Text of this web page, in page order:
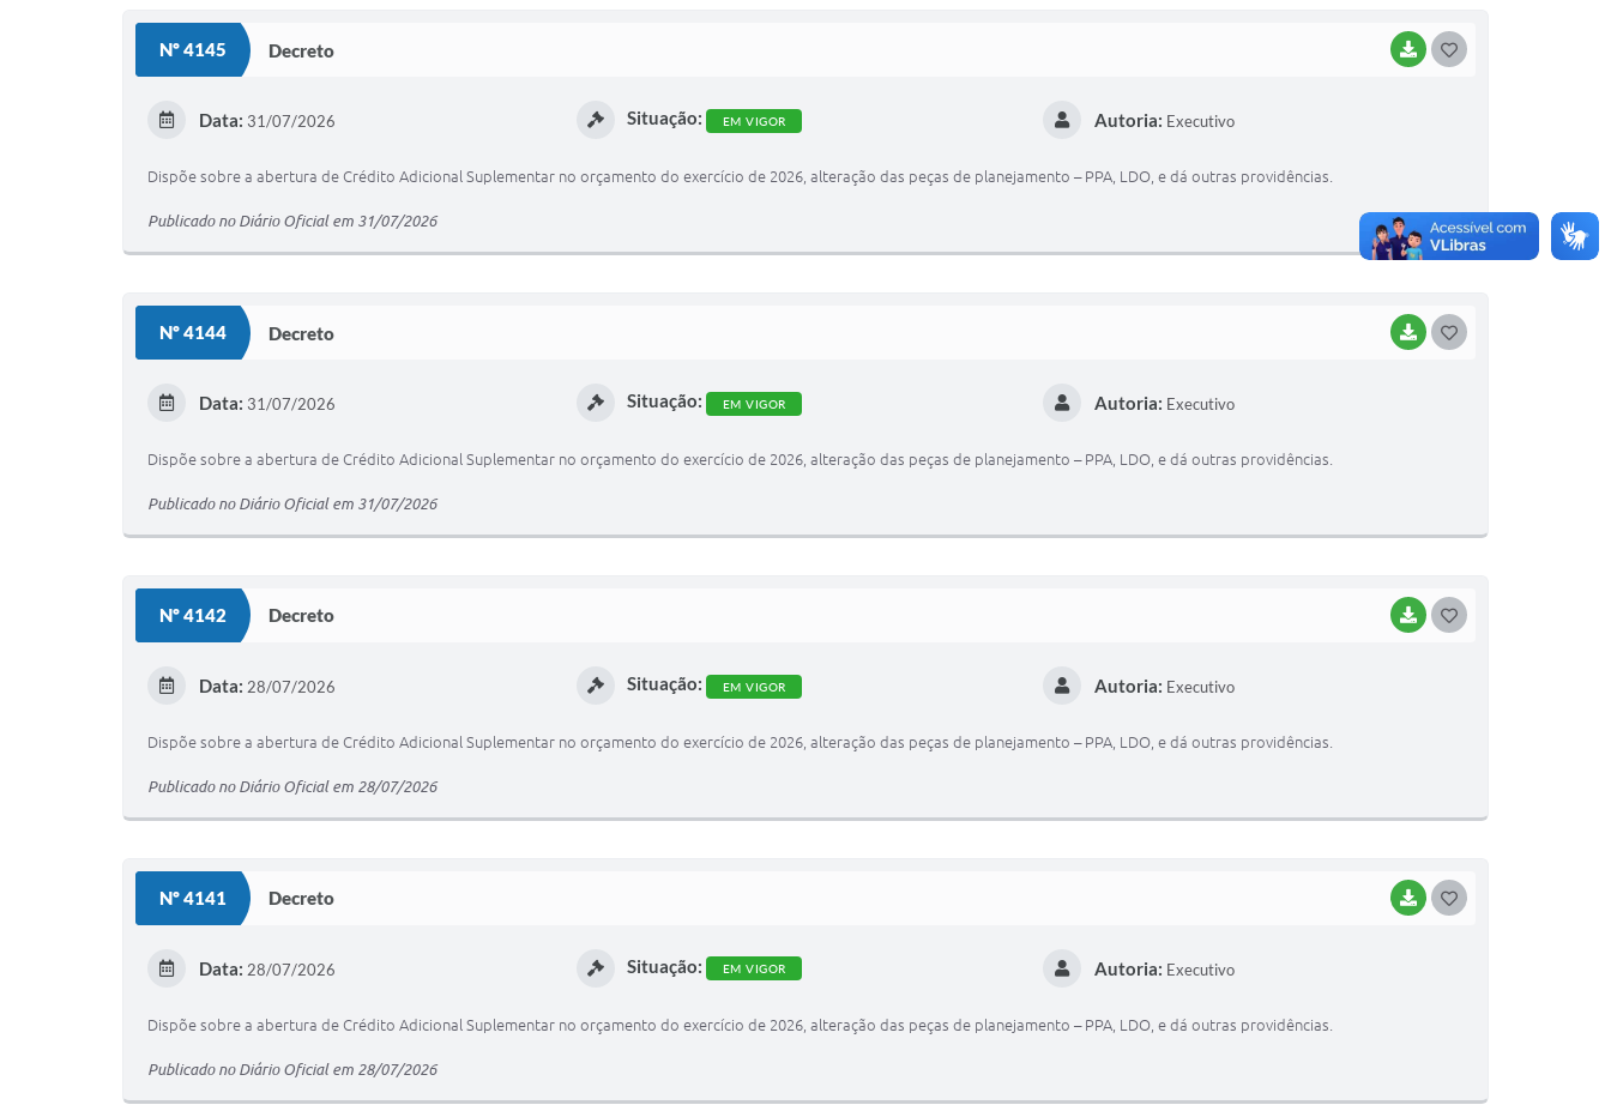
Nº 4145 Decreto BAIXAR
I
Data: 31/07/2026 Situação: EM VIGOR Autoria: Executivo
Dispõe sobre a abertura de Crédito Adicional Suplementar no orçamento do exercício de 2026, alteração das peças de planejamento – PPA, LDO, e dá outras providências.
Publicado no Diário Oficial em 31/07/2026
Nº 4144 Decreto BAIXAR
Data: 31/07/2026 Situação: EM VIGOR Autoria: Executivo
Dispõe sobre a abertura de Crédito Adicional Suplementar no orçamento do exercício de 2026, alteração das peças de planejamento – PPA, LDO, e dá outras providências.
Publicado no Diário Oficial em 31/07/2026
Nº 4142 Decreto BAIXAR
Data: 28/07/2026 Situação: EM VIGOR Autoria: Executivo
Dispõe sobre a abertura de Crédito Adicional Suplementar no orçamento do exercício de 2026, alteração das peças de planejamento – PPA, LDO, e dá outras providências.
Publicado no Diário Oficial em 28/07/2026
Nº 4141 Decreto BAIXAR
Data: 28/07/2026 Situação: EM VIGOR Autoria: Executivo
Dispõe sobre a abertura de Crédito Adicional Suplementar no orçamento do exercício de 2026, alteração das peças de planejamento – PPA, LDO, e dá outras providências.
Publicado no Diário Oficial em 28/07/2026